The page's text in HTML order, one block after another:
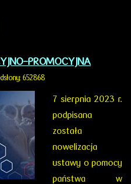
PROMOCYJNA
652868
7 sierpnia 2023 r.
podpisana
została
nowelizacja
ustawy o pomocy
państwa w